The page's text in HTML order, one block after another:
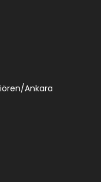
Ankara